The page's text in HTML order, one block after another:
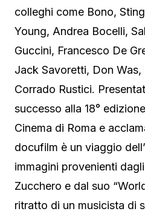
colleghi come Bono,
Young, Andrea Bocelli,
Guccini, Francesco De
Jack Savoretti, Don
Corrado Rustici.
successo alla 18°
Cinema di Roma e
docufilm è un viaggio
immagini provenienti
Zucchero e dal suo
ritratto di un musicista di